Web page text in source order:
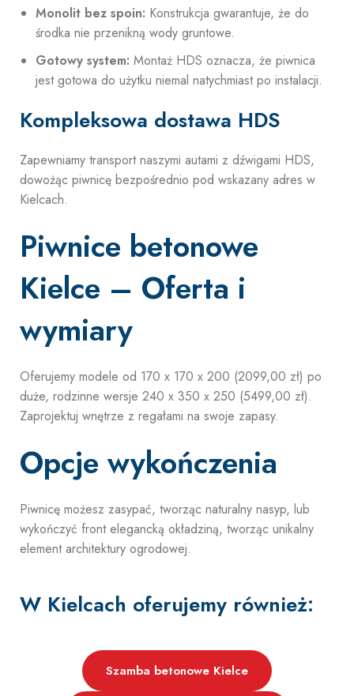
Monolit bez spoin: Konstrukcja gwarantuje, że do
środka nie przenikną wody gruntowe.
Gotowy system: Montaż HDS oznacza, że piwnica
jest gotowa do użytku niemal natychmiast po instalacji.
Kompleksowa dostawa HDS
Zapewniamy transport naszymi autami z dźwigami HDS,
dowożąc piwnicę bezpośrednio pod wskazany adres w
Kielcach.
Piwnice betonowe
Kielce – Oferta i
wymiary
Oferujemy modele od 170 x 170 x 200 (2099,00 zł) po
duże, rodzinne wersje 240 x 350 x 250 (5499,00 zł).
Zaprojektuj wnętrze z regałami na swoje zapasy.
Opcje wykończenia
Piwnicę możesz zasypać, tworząc naturalny nasyp, lub
wykończyć front elegancką okładziną, tworząc unikalny
element architektury ogrodowej.
W Kielcach oferujemy również:
Szamba betonowe Kielce